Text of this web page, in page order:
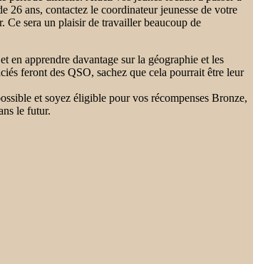
26 ans, contactez le coordinateur jeunesse de votre
Ce sera un plaisir de travailler beaucoup de
en apprendre davantage sur la géographie et les
feront des QSO, sachez que cela pourrait être leur
et soyez éligible pour vos récompenses Bronze,
le futur.